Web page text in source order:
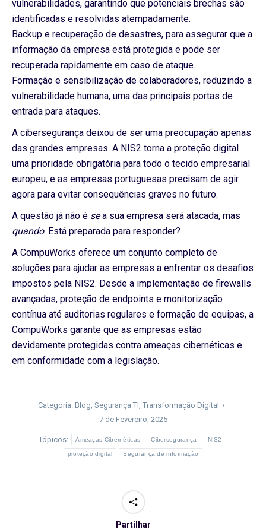
vulnerabilidades, garantindo que potenciais brechas são
identificadas e resolvidas atempadamente.
Backup e recuperação de desastres, para assegurar que a
informação da empresa está protegida e pode ser
recuperada rapidamente em caso de ataque.
Formação e sensibilização de colaboradores, reduzindo a
vulnerabilidade humana, uma das principais portas de
entrada para ataques.
A cibersegurança deixou de ser uma preocupação apenas
das grandes empresas. A NIS2 torna a proteção digital
uma prioridade obrigatória para todo o tecido empresarial
europeu, e as empresas portuguesas precisam de agir
agora para evitar consequências graves no futuro.
A questão já não é sea sua empresa será atacada, mas
quando. Está preparada para responder?
A CompuWorks oferece um conjunto completo de
soluções para ajudar as empresas a enfrentar os desafios
impostos pela NIS2. Desde a implementação de firewalls
avançadas, proteção de endpoints e monitorização
contínua até auditorias regulares e formação de equipas, a
CompuWorks garante que as empresas estão
devidamente protegidas contra ameaças cibernéticas e
em conformidade com a legislação.
Categoria: Blog Segurança TI Transformação Digital
7 de Fevereiro, 2025
Tópicos: Ameaças Cibernéticas Cibersegurança NIS2
proteção digital Segurança de informação
Partilhar